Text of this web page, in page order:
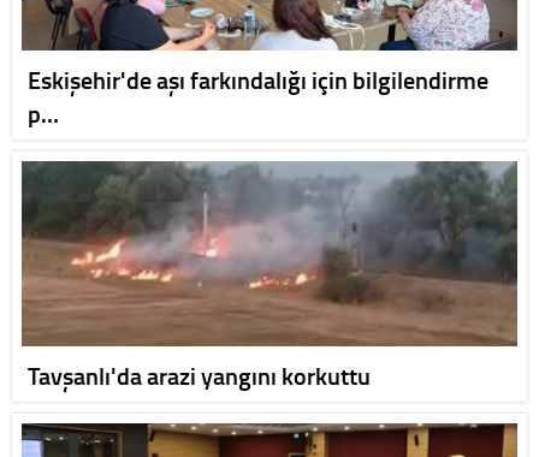
Eskişehir'de aşı farkındalığı için bilgilendirme
p…
Tavşanlı'da arazi yangını korkuttu